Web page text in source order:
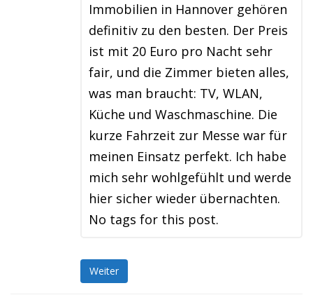
Immobilien in Hannover gehören
definitiv zu den besten. Der Preis
ist mit 20 Euro pro Nacht sehr
fair, und die Zimmer bieten alles,
was man braucht: TV, WLAN,
Küche und Waschmaschine. Die
kurze Fahrzeit zur Messe war für
meinen Einsatz perfekt. Ich habe
mich sehr wohlgefühlt und werde
hier sicher wieder übernachten.
No tags for this post.
Weiter